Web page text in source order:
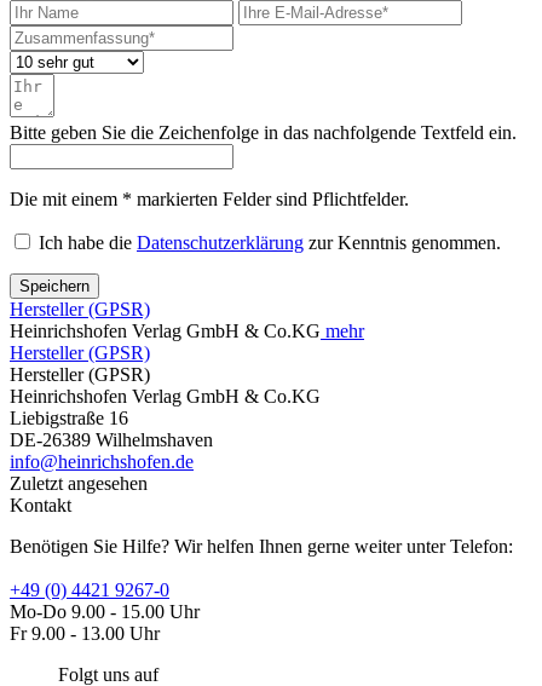
Bitte geben Sie die Zeichenfolge in das nachfolgende Textfeld ein.
Die mit einem * markierten Felder sind Pflichtfelder.
Ich habe die Datenschutzerklärung zur Kenntnis genommen.
Speichern
Hersteller (GPSR)
Heinrichshofen Verlag GmbH & Co.KG mehr
Hersteller (GPSR)
Hersteller (GPSR)
Heinrichshofen Verlag GmbH & Co.KG
Liebigstraße 16
DE-26389 Wilhelmshaven
info@heinrichshofen.de
Zuletzt angesehen
Kontakt
Benötigen Sie Hilfe? Wir helfen Ihnen gerne weiter unter Telefon:
+49 (0) 4421 9267-0
Mo-Do 9.00 - 15.00 Uhr
Fr 9.00 - 13.00 Uhr
Folgt uns auf